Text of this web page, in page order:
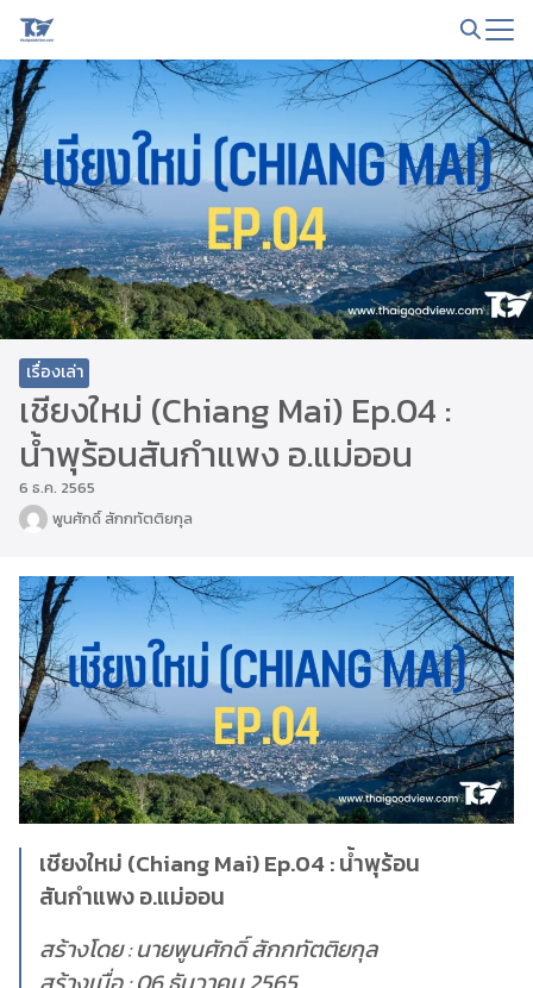
Skip
content
Search
for:
เรื่องเล่า
เชียงใหม่ (Chiang Mai) Ep.04 :
น้ำพุร้อนสันกำแพง อ.แม่ออน
6 ธ.ค. 2565
พูนศักดิ์ สักกทัตติยกุล
เชียงใหม่ (Chiang Mai) Ep.04 : น้ำพุร้อน
สันกำแพง อ.แม่ออน
สร้างโดย : นายพูนศักดิ์ สักกทัตติยกุล